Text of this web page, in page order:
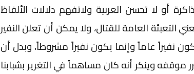
أو لا تحسن العربية ولاتفهم دلالات الألفاظ
التعبئة العامة للقتال، ولا يمكن أن تعلن النفير
نفيراً عاماً وإنما يكون نفيراً مشروطاً، وبدل أن
موقفه وينكر أنه كان مساهماً في التغرير بشبابنا